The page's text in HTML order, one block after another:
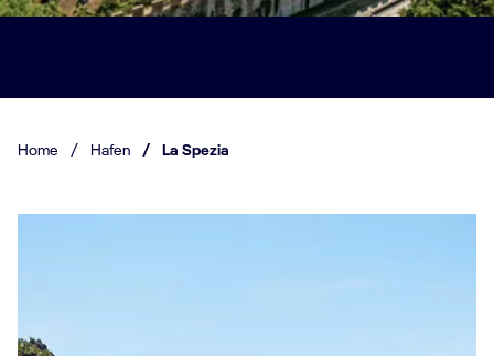
Home / Hafen / La Spezia